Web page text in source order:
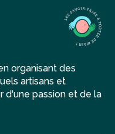
organisant des
artisans et
d'une passion et de la